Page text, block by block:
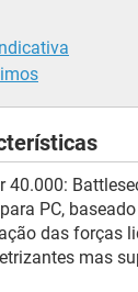
40.000:
PC,
das forças
mas